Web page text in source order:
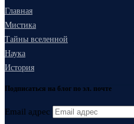
Главная
Мистика
Тайны вселенной
Наука
История
Подписаться на блог по эл. почте
Email адрес